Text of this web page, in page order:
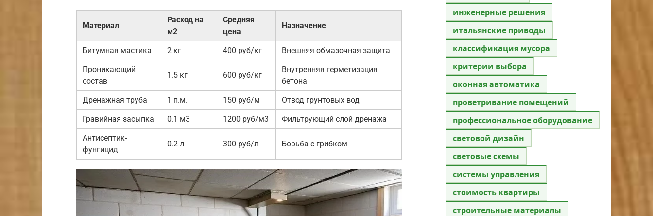
Материал
Расход на
м2
Средняя
цена
Назначение
Битумная мастика 2 кг 400 руб/кг Внешняя обмазочная защита
Проникающий
состав
1.5 кг 600 руб/кг
Внутренняя герметизация
бетона
Дренажная труба 1 п.м. 150 руб/м Отвод грунтовых вод
Гравийная засыпка 0.1 м3 1200 руб/м3 Фильтрующий слой дренажа
Антисептик-
фунгицид
0.2 л 300 руб/л Борьба с грибком
инженерные решения
итальянские приводы
классификация мусора
критерии выбора
оконная автоматика
проветривание помещений
профессиональное оборудование
световой дизайн
световые схемы
системы управления
стоимость квартиры
строительные материалы